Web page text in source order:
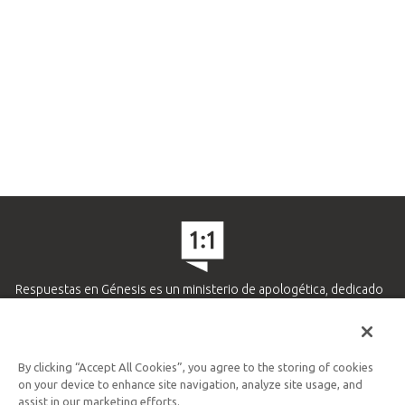
Respuestas en Génesis es un ministerio de apologética, dedicado
APRENDE MÁS
Ministerio Hispano y Latinoamericano
By clicking “Accept All Cookies”, you agree to the storing of cookies
on your device to enhance site navigation, analyze site usage, and
assist in our marketing efforts.